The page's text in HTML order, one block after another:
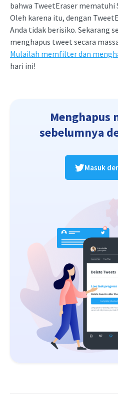
bahwa TweetEraser
Oleh karena itu, dengan
Anda tidak berisiko. Sekarang
menghapus tweet secara
Mulailah memfilter dan
hari ini!
Menghapus
sebelumnya
Masuk